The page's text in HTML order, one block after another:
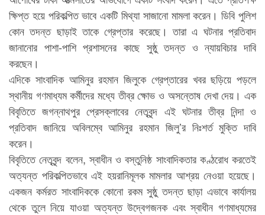
ক্ষিপ্ত হয়ে পরিকল্পিত ভাবে একটি মিথ্যা সাজানো মামলা করেন। ডিবি পুলিশ
কোন তদন্ত ছাড়াই তাকে গ্রেপ্তার করেছে। তারা এ ঘটনার প্রতিবাদ
জানানোর পাশা-পাশি প্রশাসনের কাছে সুষ্ঠু তদন্ত ও ন্যায়বিচার দাবি
করছেন।
এদিকে সাংবাদিক আমিনুর রহমান জিলুকে গ্রেপ্তারের খবর ছড়িয়ে পড়লে
স্থানীয় গণমাধ্যম কর্মীদের মধ্যে তীব্র ক্ষোভ ও অসন্তোষ দেখা দেয়। এক
বিবৃতিতে জগন্নাথপুর প্রেসক্লাবের নেতৃবৃন্দ এই ঘটনার তীব্র নিন্দা ও
প্রতিবাদ জানিয়ে অবিলম্বে আমিনুর রহমান জিলু’র নিঃশর্ত মুক্তি দাবি
করেন।
বিবৃতিতে নেতৃবৃন্দ বলেন, স্বাধীন ও বস্তুনিষ্ঠ সাংবাদিকতার কণ্ঠরোধ করতেই
অত্যন্ত পরিকল্পিতভাবে এই হয়রানিমূলক মামলার আশ্রয় নেওয়া হয়েছে।
একজন কর্মরত সাংবাদিককে কোনো রকম সুষ্ঠু তদন্ত ছাড়া এভাবে কার্যালয়
থেকে তুলে নিয়ে যাওয়া অত্যন্ত উদ্বেগজনক এবং স্বাধীন গণমাধ্যমের